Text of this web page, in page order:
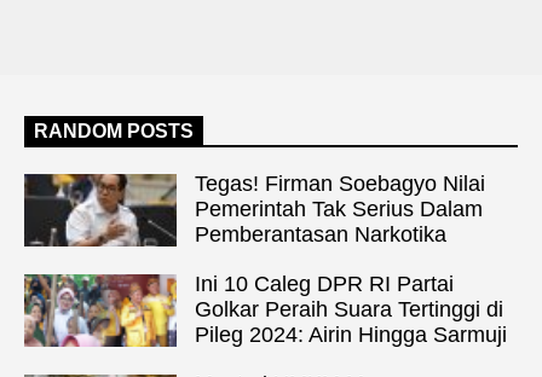
RANDOM POSTS
Tegas! Firman Soebagyo Nilai
Pemerintah Tak Serius Dalam
Pemberantasan Narkotika
Ini 10 Caleg DPR RI Partai
Golkar Peraih Suara Tertinggi di
Pileg 2024: Airin Hingga Sarmuji